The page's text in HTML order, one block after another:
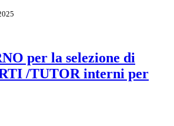
per la selezione di
/TUTOR interni per